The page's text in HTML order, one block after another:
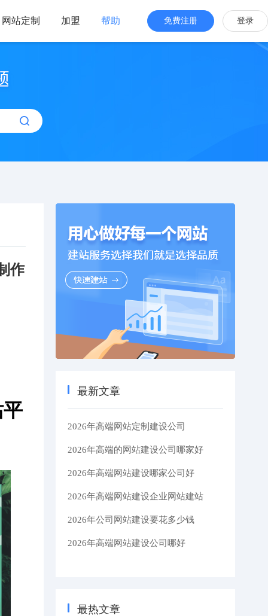
免费注册 登录
牌出海
新交互体验
网站定制 加盟 帮助
制作模板建站】
作
最新文章
2026年高端网站定制建设公司
2026年高端的网站建设公司哪家好
2026年高端网站建设哪家公司好
2026年高端网站建设企业网站建站
2026年公司网站建设要花多少钱
2026年高端网站建设公司哪好
最热文章